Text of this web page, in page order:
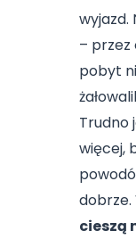
wyjazd.
– przez
pobyt
Trudno
więcej,
dobrze.
cieszą